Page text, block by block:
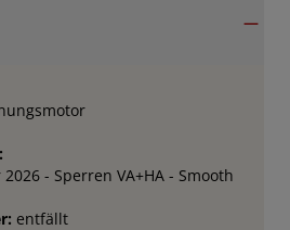
- Sperren VA+HA - Smooth
entfällt